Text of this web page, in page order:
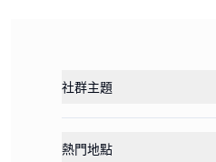
社群主題
熱門地點